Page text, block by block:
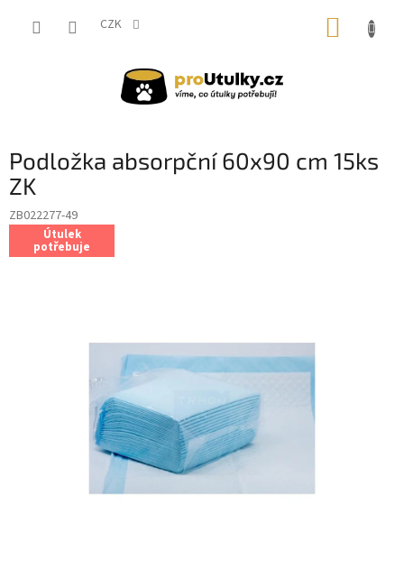
CZK
Podložka absorpční 60x90 cm 15ks
ZK
ZB022277-49
Útulek
potřebuje